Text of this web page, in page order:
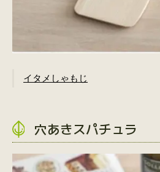
イタメしゃもじ
穴あきスパチュラ